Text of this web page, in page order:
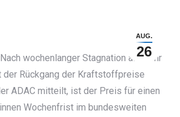
AUG.
26
Nach wochenlanger Stagnation auf sehr
der Rückgang der Kraftstoffpreise
ADAC mitteilt, ist der Preis für einen
Wochenfrist im bundesweiten